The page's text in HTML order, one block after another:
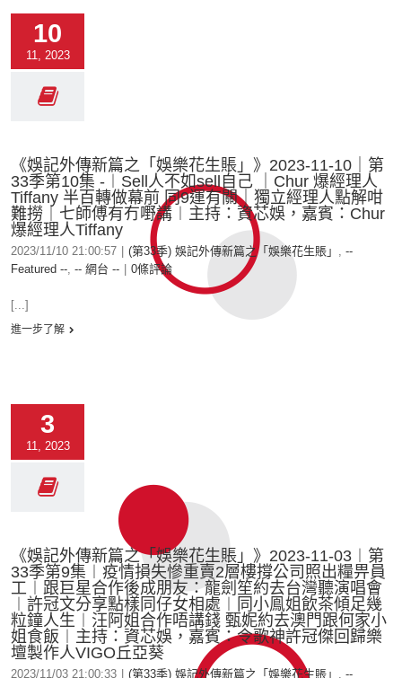
10
11, 2023
《娛記外傳新篇之「娛樂花生賬」》2023-11-10｜第
33季第10集 -︱Sell人不如sell自己 ｜Chur 爆經理人
Tiffany 半百轉做幕前 同9運有關｜獨立經理人點解咁
難撈｜七師傅有冇嘢講︱主持：資芯娛，嘉賓：Chur
爆經理人Tiffany
2023/11/10 21:00:57 (第33季) 娛記外傳新篇之「娛樂花生賬」 , --
Featured --, -- 網台 -- 0條評論
[...]
進一步了解
3
11, 2023
《娛記外傳新篇之「娛樂花生賬」》2023-11-03︱第
33季第9集︱疫情損失慘重賣2層樓撐公司照出糧畀員
工︱跟巨星合作後成朋友：龍劍笙約去台灣聽演唱會
︱許冠文分享點樣同仔女相處︱同小鳯姐飲茶傾足幾
粒鐘人生︱汪阿姐合作唔講錢 甄妮約去澳門跟何家小
姐食飯︱主持：資芯娛，嘉賓：令歌神許冠傑回歸樂
壇製作人VIGO丘亞葵
2023/11/03 21:00:33 (第33季) 娛記外傳新篇之「娛樂花生賬」 , --